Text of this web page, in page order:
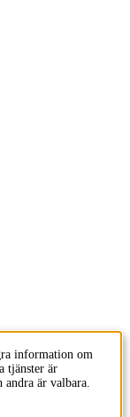
information om
tjänster är
andra är valbara.